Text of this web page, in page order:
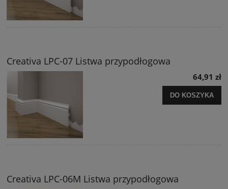
Creativa LPC-07 Listwa przypodłogowa
64,91 zł
DO KOSZYKA
Creativa LPC-06M Listwa przypodłogowa